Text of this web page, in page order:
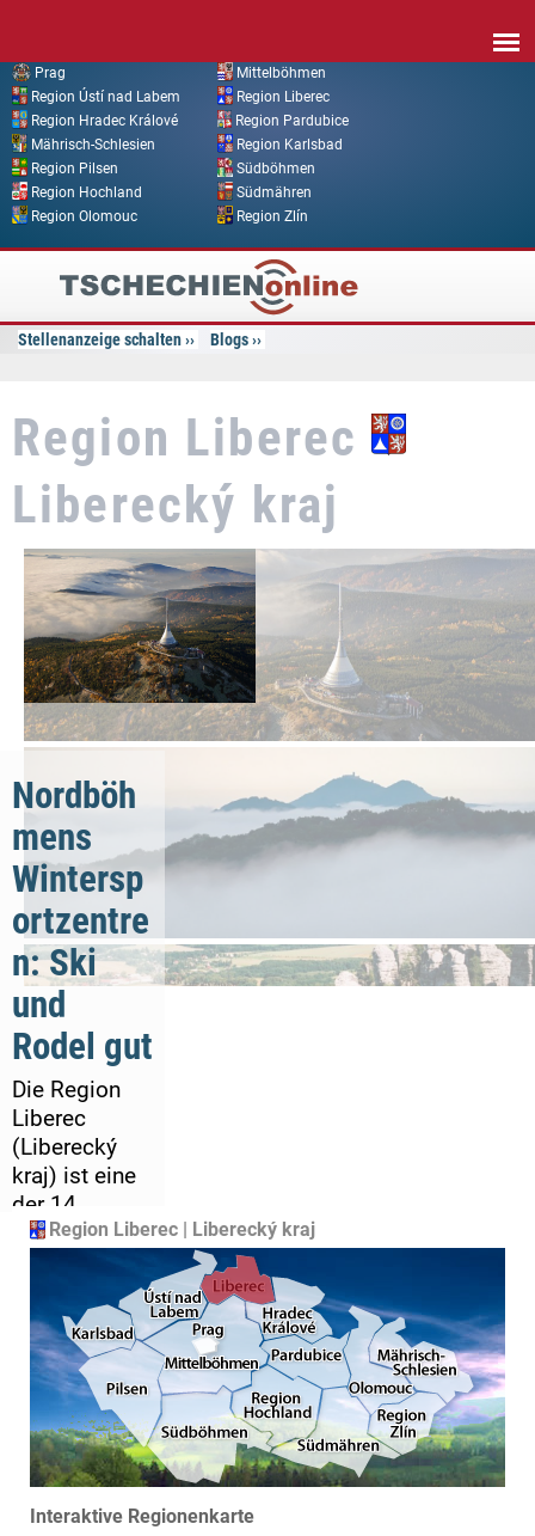
Prag
Mittelböhmen
Region Ústí nad Labem
Region Liberec
Region Hradec Králové
Region Pardubice
Mährisch-Schlesien
Region Karlsbad
Region Pilsen
Südböhmen
Region Hochland
Südmähren
Region Olomouc
Region Zlín
Tschechien
Online
Stellenanzeige schalten Blogs
Region Liberec
Liberecký kraj
Nordböh
mens
Wintersp
ortzentre
n: Ski
und
Rodel gut
Die Region
Liberec
(Liberecký
kraj) ist eine
der 14
Regionen
Fläche
bezogen
kleinste
tschechische
Region liegt
im Nordosten
Böhmens.
Verwaltungss
Region Liberec | Liberecký kraj
Interaktive Regionenkarte